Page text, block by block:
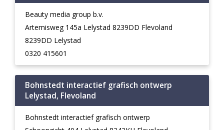
Beauty media group b.v.
Artemisweg 145a Lelystad 8239DD Flevoland
8239DD Lelystad
0320 415601
Bohnstedt interactief grafisch ontwerp
Lelystad, Flevoland
Bohnstedt interactief grafisch ontwerp